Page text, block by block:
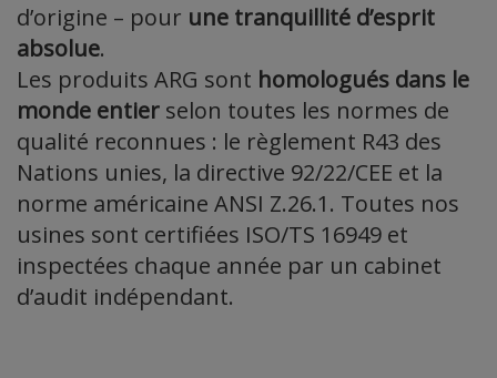
d’origine – pour une tranquillité d’esprit
absolue.
Les produits ARG sont homologués dans le
monde entier selon toutes les normes de
qualité reconnues : le règlement R43 des
Nations unies, la directive 92/22/CEE et la
norme américaine ANSI Z.26.1. Toutes nos
usines sont certifiées ISO/TS 16949 et
inspectées chaque année par un cabinet
d’audit indépendant.